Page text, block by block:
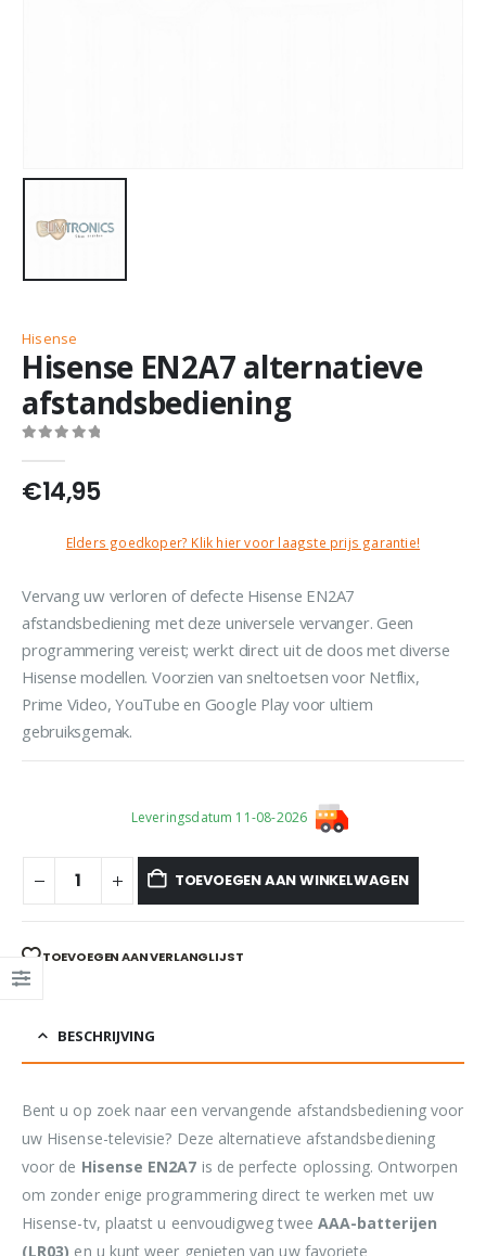
Hisense
Hisense EN2A7 alternatieve
afstandsbediening
€14,95
Elders goedkoper? Klik hier voor laagste prijs garantie!
Vervang uw verloren of defecte Hisense EN2A7
afstandsbediening met deze universele vervanger. Geen
programmering vereist; werkt direct uit de doos met diverse
Hisense modellen. Voorzien van sneltoetsen voor Netflix,
Prime Video, YouTube en Google Play voor ultiem
gebruiksgemak.
Leveringsdatum 11-08-2026
TOEVOEGEN AAN WINKELWAGEN
TOEVOEGEN AAN VERLANGLIJST
BESCHRIJVING
Bent u op zoek naar een vervangende afstandsbediening voor
uw Hisense-televisie? Deze alternatieve afstandsbediening
voor de Hisense EN2A7 is de perfecte oplossing. Ontworpen
om zonder enige programmering direct te werken met uw
Hisense-tv, plaatst u eenvoudigweg twee AAA-batterijen
(LR03) en u kunt weer genieten van uw favoriete